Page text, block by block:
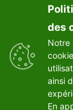
intern
etdes
Notre
ainsi
En